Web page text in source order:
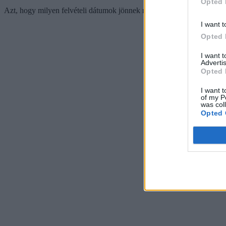
I want
Opted
I want
Opted
I want
of my
was
Opted
Azt, hogy milyen felvételi dátumok jönnek még,